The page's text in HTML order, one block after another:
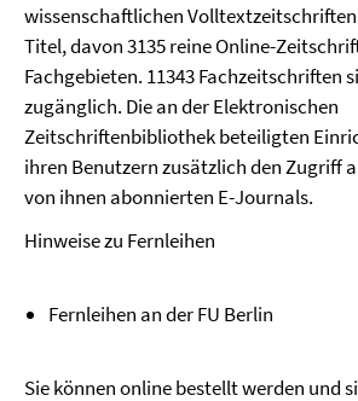
wissenschaftlichen
Titel, davon 3135 reine Online-
Fachgebieten. 11343 Fachzeitschriften
zugänglich. Die an der Elektronischen
Zeitschriftenbibliothek beteiligten
ihren Benutzern zusätzlich den Zugriff
von ihnen abonnierten E-Journals.
Hinweise zu Fernleihen
Fernleihen an der FU Berlin
Sie können online bestellt werden und